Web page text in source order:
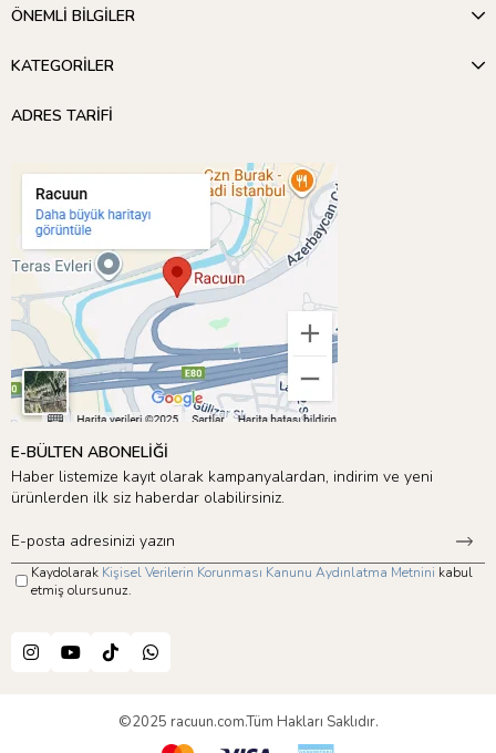
ÖNEMLİ BİLGİLER
KATEGORİLER
ADRES TARİFİ
E-BÜLTEN ABONELİĞİ
Haber listemize kayıt olarak kampanyalardan, indirim ve yeni
ürünlerden ilk siz haberdar olabilirsiniz.
Kaydolarak Kişisel Verilerin Korunması Kanunu Aydınlatma Metnini kabul
etmiş olursunuz.
©2025 racuun.com.Tüm Hakları Saklıdır.